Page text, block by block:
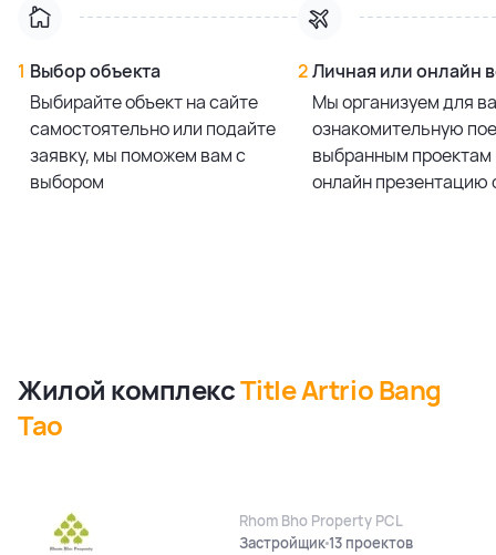
1 Выбор объекта
Выбирайте объект на сайте
самостоятельно или подайте
заявку, мы поможем вам с
выбором
2Личная или онлайн
Мы организуем для
ознакомительную
выбранным проектам
онлайн презентацию
Жилой комплексTitle Artrio Bang
Tao
Rhom Bho Property PCL
Застройщик13 проектов